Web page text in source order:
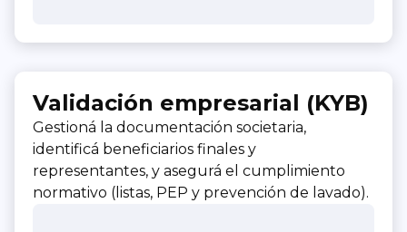
Validación empresarial (KYB)
Gestioná la documentación societaria,
identificá beneficiarios finales y
representantes, y asegurá el cumplimiento
normativo (listas, PEP y prevención de lavado).